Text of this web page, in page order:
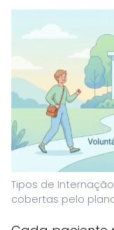
Tipos de
cobertas pelo